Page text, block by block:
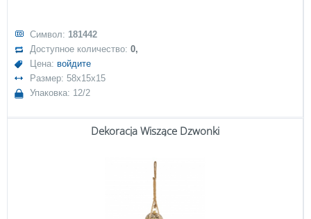
Символ: 181442
Доступное количество:0,
Цена: войдите
Размер: 58x15x15
Упаковка: 12/2
Dekoracja Wiszące Dzwonki